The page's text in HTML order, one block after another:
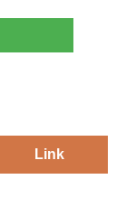
Link